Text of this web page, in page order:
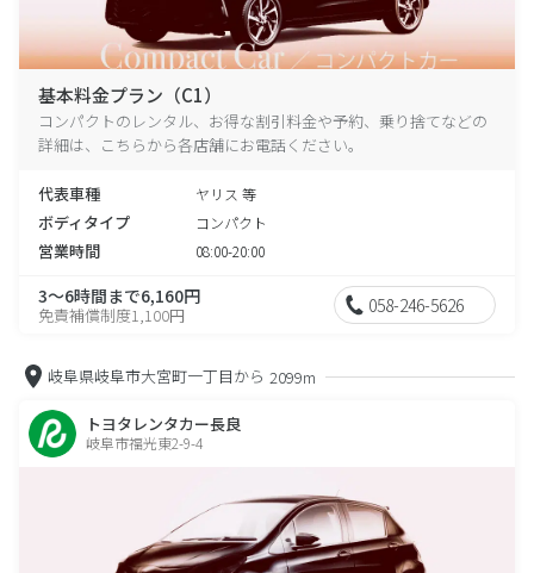
基本料金プラン（C1）
コンパクトのレンタル、お得な割引料金や予約、乗り捨てなどの
詳細は、こちらから各店舗にお電話ください。
代表車種 ヤリス 等
ボディタイプ コンパクト
営業時間 08:00-20:00
3～6時間まで6,160円
免責補償制度1,100円 058-246-5626
岐阜県岐阜市大宮町一丁目から 2099m
トヨタレンタカー長良
岐阜市福光東2-9-4